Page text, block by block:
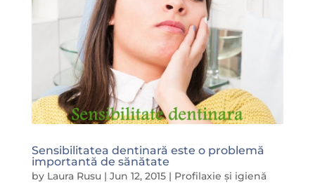
Sensibilitatea dentinară este o problemă
importantă de sănătate
by Laura Rusu| Jun 12, 2015| Profilaxie și igienă